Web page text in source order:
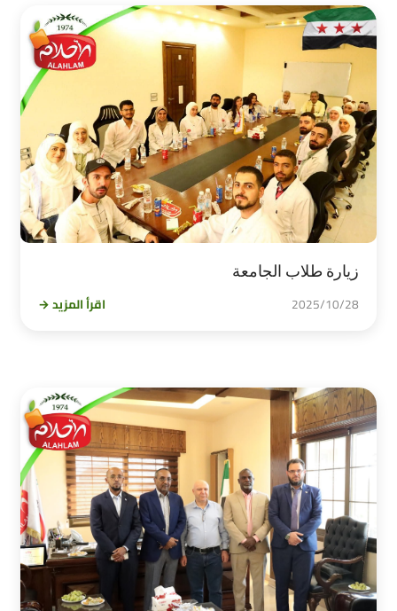
زيارة طلاب الجامعة
2025/10/28 اقرأ المزيد →